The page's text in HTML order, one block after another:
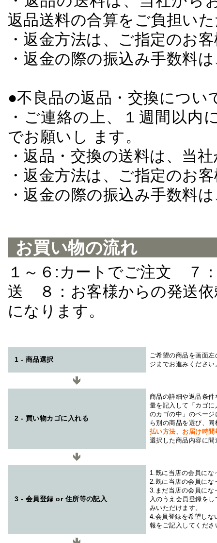
返品送料の合算をご負担い
・返金方法は、ご指定のお
・返金の際の振込み手数料
●不良品の返品・交換につい
・ご連絡の上、１週間以
でお願いし ます。
・返品・交換の送料は、当
・返金方法は、ご指定のお
・返金の際の振込み手数料
お買い物の流れ
１～６:カートでご注文 ７
送 ８：お客様からの発送
になります。
1 - 商品選択
ご希望の商品を画面
ジまでお進みください
2 - 買い物カゴに入れる
商品の詳細や返品条
量を記入して「カゴ
のカゴの中」のペー
ら別の商品を選び、
払い方法、お届け時
選択した商品内容に
3 - 会員登録 or 住所等の記入
1.既に当店の会員にな
2.既に当店の会員にな
3.まだ当店の会員にな
入のうえ会員登録を
みいただけます。
4.会員登録を希望しな
報をご記入してくださ